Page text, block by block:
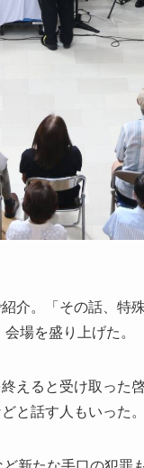
介。「その話、特
場を盛り上げた。
えると受け取った
と話す人もいった。